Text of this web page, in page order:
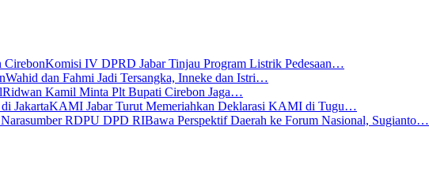
Komisi IV DPRD Jabar Tinjau Program Listrik Pedesaan…
Wahid dan Fahmi Jadi Tersangka, Inneke dan Istri…
Ridwan Kamil Minta Plt Bupati Cirebon Jaga…
KAMI Jabar Turut Memeriahkan Deklarasi KAMI di Tugu…
Bawa Perspektif Daerah ke Forum Nasional, Sugianto…